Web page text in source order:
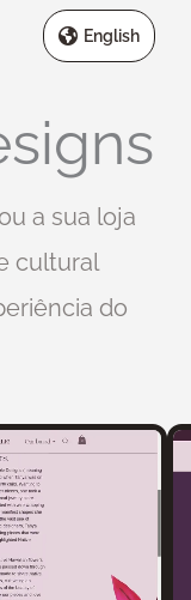
English
a sua loja
cultural
do